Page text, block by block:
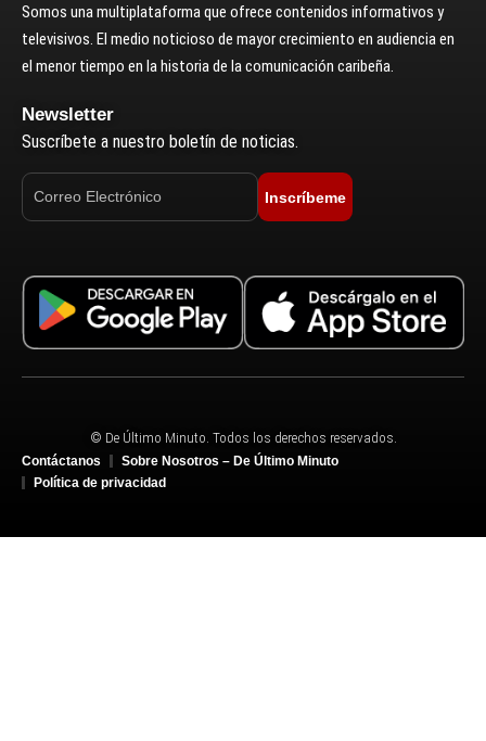
Somos una multiplataforma que ofrece contenidos informativos y
televisivos. El medio noticioso de mayor crecimiento en audiencia en
el menor tiempo en la historia de la comunicación caribeña.
Newsletter
Suscríbete a nuestro boletín de noticias.
Inscríbeme
© De Último Minuto. Todos los derechos reservados.
Contáctanos
Sobre Nosotros – De Último Minuto
Política de privacidad